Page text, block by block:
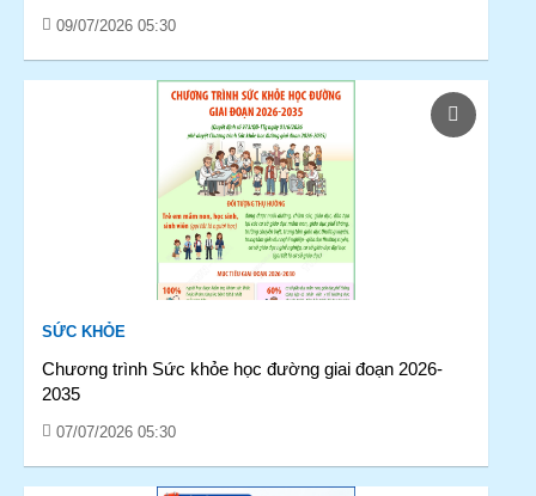
09/07/2026 05:30
SỨC KHỎE
Chương trình Sức khỏe học đường giai đoạn 2026-
2035
07/07/2026 05:30